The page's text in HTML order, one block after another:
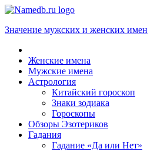
Значение мужских и женских имен
Женские имена
Мужские имена
Астрология
Китайский гороскоп
Знаки зодиака
Гороскопы
Обзоры Эзотериков
Гадания
Гадание «Да или Нет»